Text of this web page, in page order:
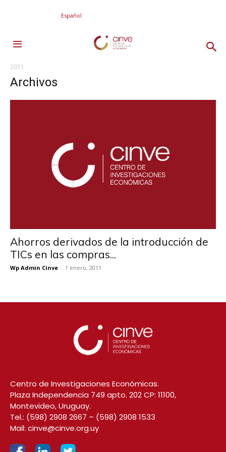
Español
2011
Archivos
Ahorros derivados de la introducción de
TICs en las compras...
Wp Admin Cinve - 1 enero, 2011
Centro de Investigaciones Económicas.
Plaza Independencia 749 apto. 202 CP: 11100,
Montevideo, Uruguay.
Tel.: (598) 2908 2667 – (598) 2908 1533
Mail: cinve@cinve.org.uy